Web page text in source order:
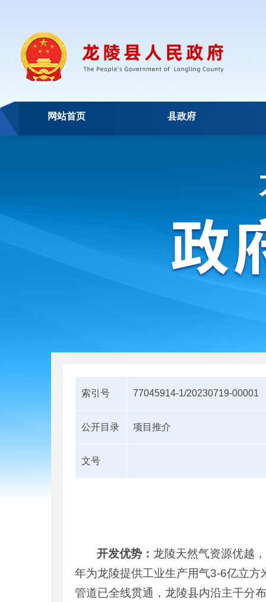
网站首页 县政府
索引号 77045914-1/20230719-00001
公开目录 项目推介
文号
开发优势： 龙陵天然气资源优越
年为龙陵提供工业生产用气3-6亿立
管道已全线贯通，龙陵县内沿主干分